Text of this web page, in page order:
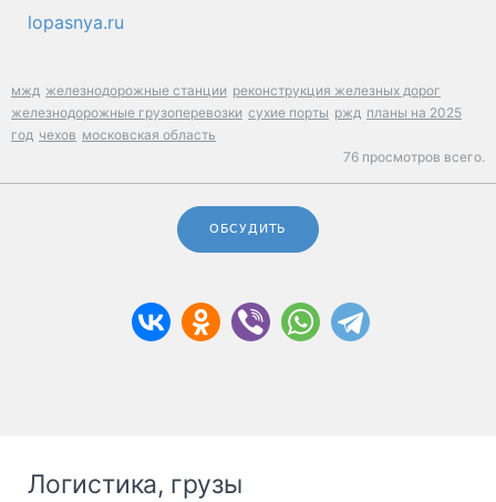
lopasnya.ru
мжд железнодорожные станции реконструкция железных дорог
железнодорожные грузоперевозки сухие порты ржд планы на 2025
год чехов московская область
76 просмотров всего.
ОБСУДИТЬ
Логистика, грузы